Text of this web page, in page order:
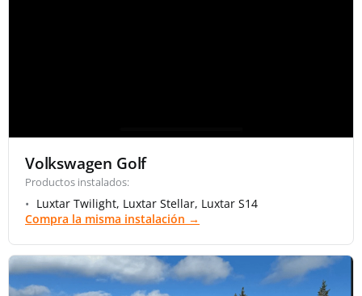
Volkswagen Golf
Productos instalados:
Luxtar Twilight, Luxtar Stellar, Luxtar S14
Compra la misma instalación →